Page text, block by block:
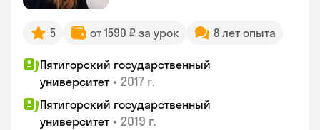
5 от 1590 ₽ за урок 8 лет опыта
Пятигорский государственный
университет • 2017 г.
Пятигорский государственный
университет • 2019 г.